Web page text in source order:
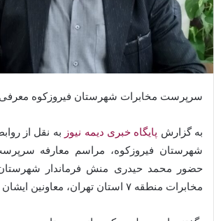
سرپرست مخابرات شهرستان فیروزکوه
به گزارش پایگاه خبری دیمه نیوز به نقل از
شهرستان فیروزکوه، مراسم معارفه
حضور محمد حیدری منش فرماندار
مخابرات منطقه ۷ استان تهران، معاونین ایشان برگزار شد.